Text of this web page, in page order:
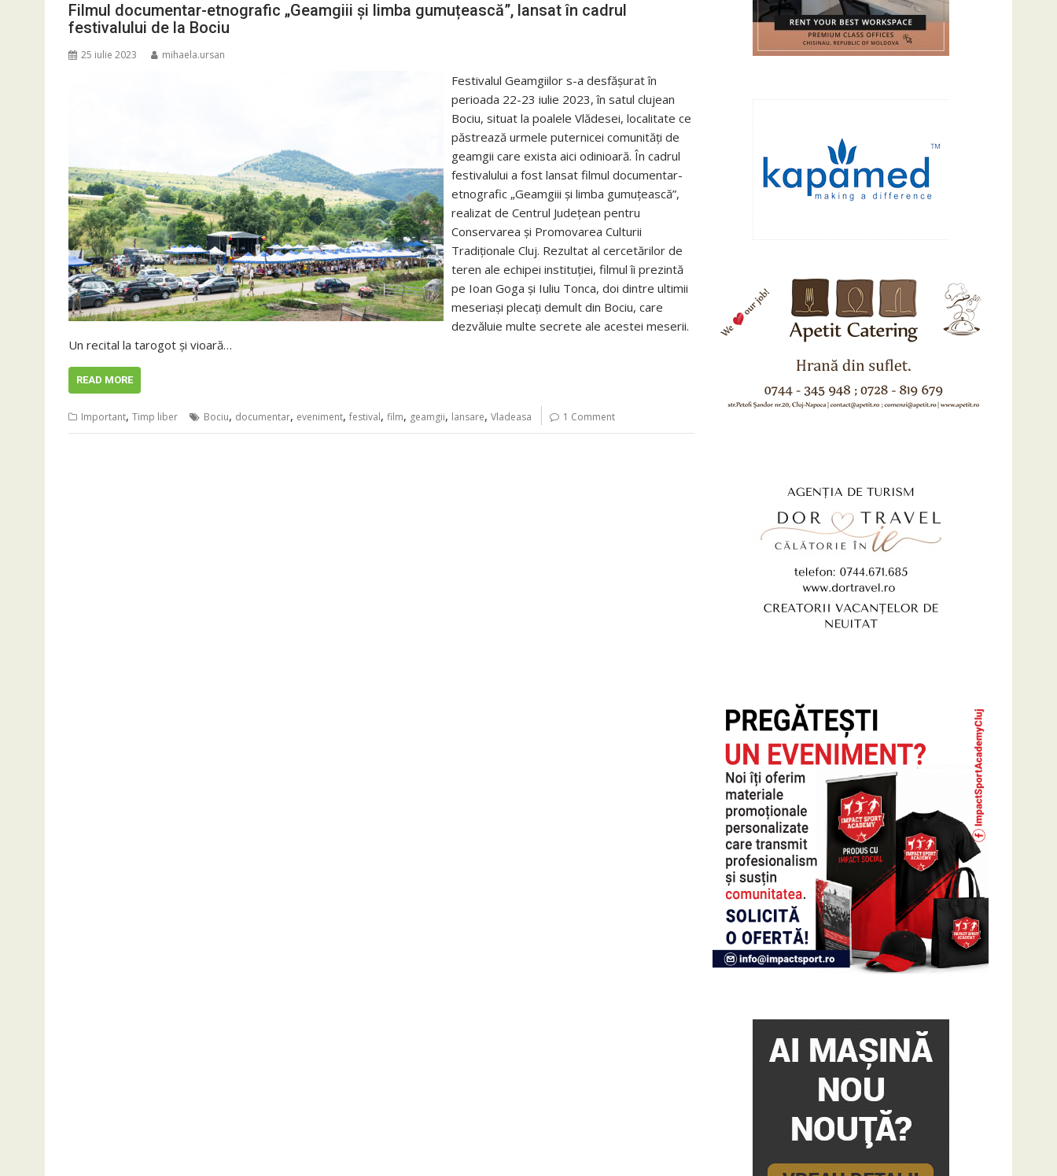
Filmul documentar-etnografic „Geamgiii și limba gumuțească”, lansat în cadrul
festivalului de la Bociu
25 iulie 2023 mihaela.ursan
Festivalul Geamgiilor s-a desfășurat în
perioada 22-23 iulie 2023, în satul clujean
Bociu, situat la poalele Vlădesei, localitate ce
păstrează urmele puternicei comunități de
geamgii care exista aici odinioară. În cadrul
festivalului a fost lansat filmul documentar-
etnografic „Geamgiii și limba gumuțească”,
realizat de Centrul Județean pentru
Conservarea și Promovarea Culturii
Tradiționale Cluj. Rezultat al cercetărilor de
teren ale echipei instituției, filmul îi prezintă
pe Ioan Goga și Iuliu Tonca, doi dintre ultimii
meseriași plecați demult din Bociu, care
dezvăluie multe secrete ale acestei meserii.
Un recital la tarogot și vioară…
READ MORE
Important, Timp liber Bociu, documentar, eveniment, festival, film, geamgii, lansare, Vladeasa 1 Comment